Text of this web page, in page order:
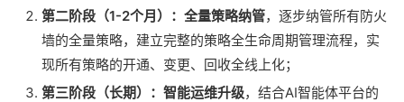
第二阶段（1-2个月）：全量策略纳管，逐步纳管所有防火
墙的全量策略，建立完整的策略全生命周期管理流程，实
现所有策略的开通、变更、回收全线上化；
第三阶段（长期）：智能运维升级，结合AI智能体平台的